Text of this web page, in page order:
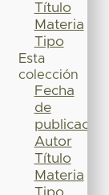
Título
Materia
Tipo
Esta
colección
Fecha
de
publicación
Autor
Título
Materia